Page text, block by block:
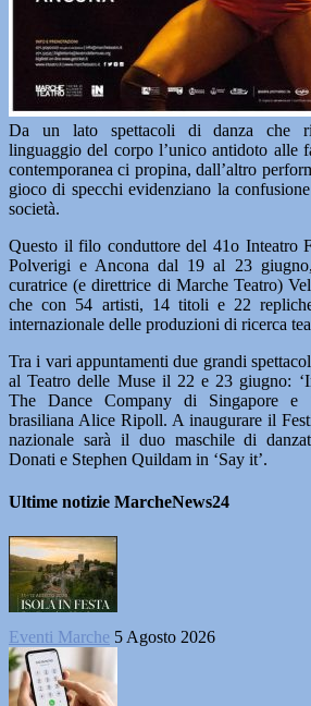
Da un lato spettacoli di danza che
linguaggio del corpo l’unico antidoto alle
contemporanea ci propina, dall’altro
gioco di specchi evidenziano la
società.
Questo il filo conduttore del 41o Inteatro
Polverigi e Ancona dal 19 al 23
curatrice (e direttrice di Marche Teatro)
che con 54 artisti, 14 titoli e 22
internazionale delle produzioni di ricerca
Tra i vari appuntamenti due grandi
al Teatro delle Muse il 22 e 23 giugno:
The Dance Company di Singapore e
brasiliana Alice Ripoll. A inaugurare il
nazionale sarà il duo maschile di
Donati e Stephen Quildam in ‘Say it’.
Ultime notizie MarcheNews24
Eventi Marche 5 Agosto 2026